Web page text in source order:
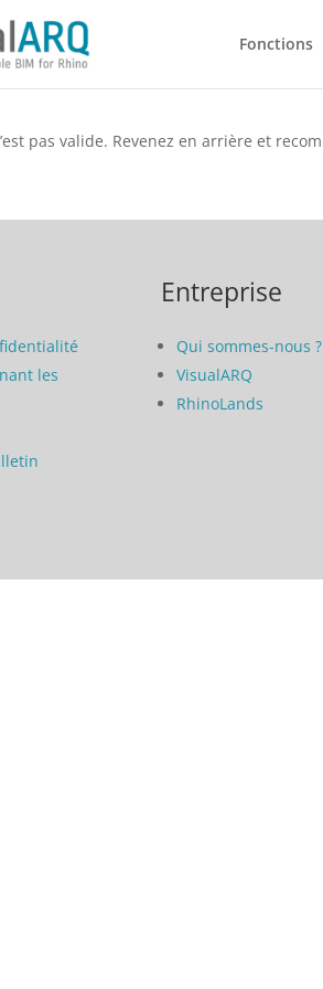
Fonctions
pas valide. Revenez en arrière et
les
Entreprise
Qui sommes-nous ?
VisualARQ
RhinoLands